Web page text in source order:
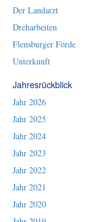
Der Landarzt
Dreharbeiten
Flensburger Förde
Unterkunft
Jahresrückblick
Jahr 2026
Jahr 2025
Jahr 2024
Jahr 2023
Jahr 2022
Jahr 2021
Jahr 2020